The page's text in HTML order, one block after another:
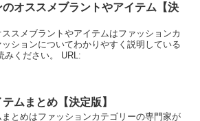
オススメブラントやアイテム【決
スメブラントやアイテムはファッションカ
ションについてわかりやすく説明している
みください。 URL:
ムまとめ【決定版】
とめはファッションカテゴリーの専門家が